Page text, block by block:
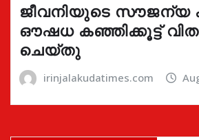
ജീവനിയുടെ സൗജന്യ
ഔഷധ കഞ്ഞിക്കൂട്ട്
ചെയ്തു
irinjalakudatimes.com